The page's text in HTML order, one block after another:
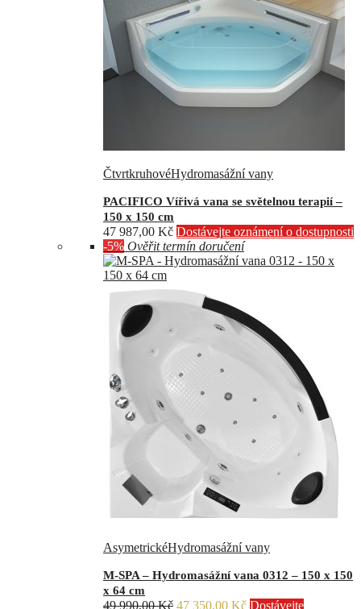
ČtvrtkruhovéHydromasážní vany
PACIFICO Vířivá vana se světelnou terapií –
150 x 150 cm
47 987,00 Kč Dostávejte oznámení o dostupnosti
-5% Ověřit termín doručení
AsymetrickéHydromasážní vany
M-SPA – Hydromasážní vana 0312 – 150 x 150
x 64 cm
49 990,00Kč Původní
47 350,00 KčAktuální
Dostávejte